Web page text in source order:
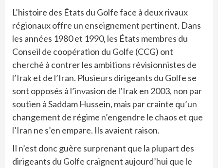
L’histoire des États du Golfe face à deux rivaux
régionaux offre un enseignement pertinent. Dans
les années 1980 et 1990, les États membres du
Conseil de coopération du Golfe (CCG) ont
cherché à contrer les ambitions révisionnistes de
l’Irak et de l’Iran. Plusieurs dirigeants du Golfe se
sont opposés à l’invasion de l’Irak en 2003, non par
soutien à Saddam Hussein, mais par crainte qu’un
changement de régime n’engendre le chaos et que
l’Iran ne s’en empare. Ils avaient raison.
Il n’est donc guère surprenant que la plupart des
dirigeants du Golfe craignent aujourd’hui que le